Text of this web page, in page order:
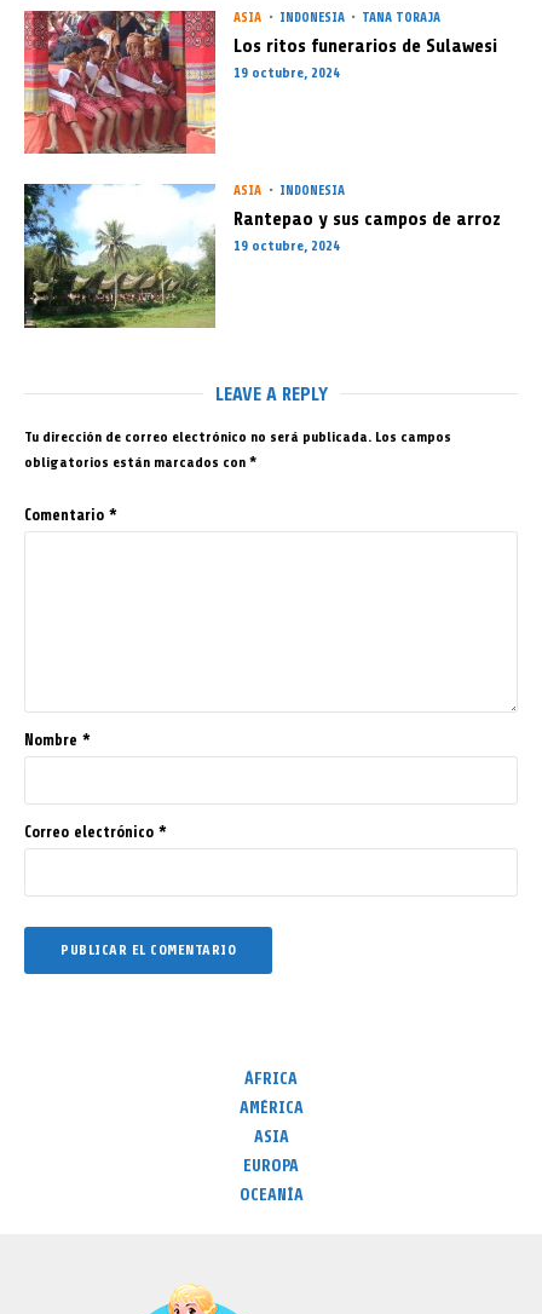
ASIA INDONESIA TANA TORAJA
Los ritos funerarios de Sulawesi
19 octubre, 2024
ASIA INDONESIA
Rantepao y sus campos de arroz
19 octubre, 2024
LEAVE A REPLY
Tu dirección de correo electrónico no será publicada. Los campos
obligatorios están marcados con *
Comentario *
Nombre *
Correo electrónico *
ÁFRICA
AMÉRICA
ASIA
EUROPA
OCEANÍA